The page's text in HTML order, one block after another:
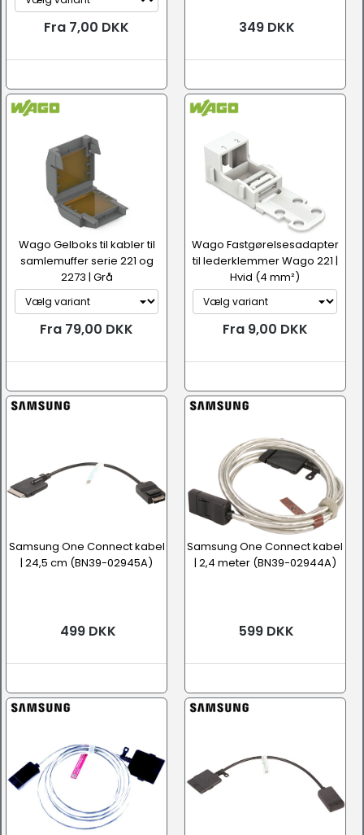
Fra 7,00 DKK 349 DKK
Wago Gelboks til kabler til
samlemuffer serie 221 og
2273 | Grå
Fra 79,00 DKK
Wago Fastgørelsesadapter
til lederklemmer Wago 221 |
Hvid (4 mm²)
Fra 9,00 DKK
Samsung One Connect kabel
| 24,5 cm (BN39-02945A)
499 DKK
Samsung One Connect kabel
| 2,4 meter (BN39-02944A)
599 DKK